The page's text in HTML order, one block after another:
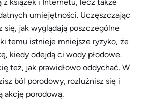
umiejętności. Uczęszczając
się, jak wyglądają poszczególne
temu istnieje mniejsze ryzyko, że
kiedy odejdą ci wody płodowe.
też, jak prawidłowo oddychać. W
ból porodowy, rozluźnisz się i
akcję porodową.